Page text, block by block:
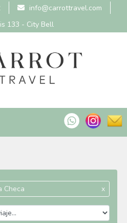
info@carrottravel.com
133 - City Bell
Checa x